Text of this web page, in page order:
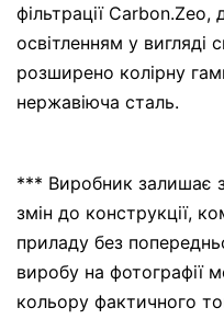
фільтрації
освітленням у вигляді
розширено колірну
нержавіюча сталь.
*** Виробник залишає
змін до конструкції,
приладу без
виробу на фотографії
кольору фактичного